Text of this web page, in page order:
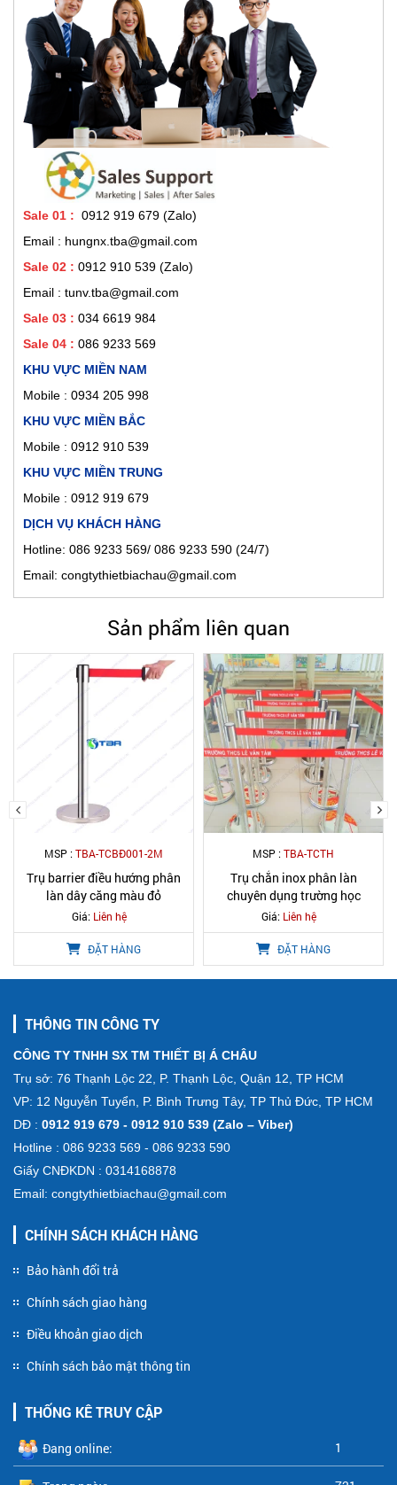
Sale 01 : 0912 919 679 (Zalo)
Email : hungnx.tba@gmail.com
Sale 02 : 0912 910 539 (Zalo)
Email : tunv.tba@gmail.com
Sale 03 : 034 6619 984
Sale 04 : 086 9233 569
KHU VỰC MIỀN NAM
Mobile : 0934 205 998
KHU VỰC MIỀN BẮC
Mobile : 0912 910 539
KHU VỰC MIỀN TRUNG
Mobile : 0912 919 679
DỊCH VỤ KHÁCH HÀNG
Hotline: 086 9233 569/ 086 9233 590 (24/7)
Email: congtythietbiachau@gmail.com
Sản phẩm liên quan
MSP :TBA-TCTH
Trụ chắn inox phân làn
chuyên dụng trường học
Giá: Liên hệ
ĐẶT HÀNG
MSP :TBA-TCBV
Trụ chắn inox cao cấp dây
căng trong bệnh viện
Giá: Liên hệ
ĐẶT HÀNG
THÔNG TIN CÔNG TY
CÔNG TY TNHH SX TM THIẾT BỊ Á CHÂU
Trụ sở: 76 Thạnh Lộc 22, P. Thạnh Lộc, Quận 12, TP HCM
VP: 12 Nguyễn Tuyển, P. Bình Trưng Tây, TP Thủ Đức, TP HCM
DĐ : 0912 919 679 - 0912 910 539 (Zalo – Viber)
Hotline : 086 9233 569 - 086 9233 590
Giấy CNĐKDN : 0314168878
Email: congtythietbiachau@gmail.com
CHÍNH SÁCH KHÁCH HÀNG
Bảo hành đổi trả
Chính sách giao hàng
Điều khoản giao dịch
Chính sách bảo mật thông tin
THỐNG KÊ TRUY CẬP
Đang online: 1